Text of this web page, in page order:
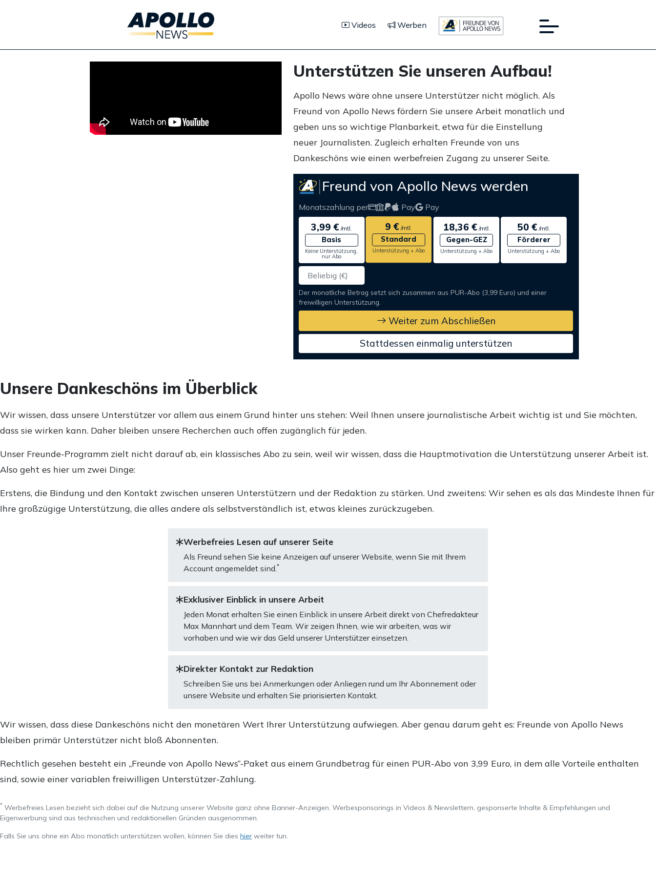
Videos Werben
Unterstützen Sie unseren Aufbau!
Apollo News wäre ohne unsere Unterstützer nicht möglich. Als
Freund von Apollo News fördern Sie unsere Arbeit monatlich und
geben uns so wichtige Planbarkeit, etwa für die Einstellung
neuer Journalisten. Zugleich erhalten Freunde von uns
Dankeschöns wie einen werbefreien Zugang zu unserer Seite.
Freund von Apollo News werden
Monatszahlung per Pay Pay
3,99 € /mtl.
Basis
Keine Unterstützung,
nur Abo
9 € /mtl.
Standard
Unterstützung + Abo
18,36 €/mtl.
Gegen-GEZ
Unterstützung + Abo
50 € /mtl.
Förderer
Unterstützung + Abo
Der monatliche Betrag setzt sich zusammen aus PUR-Abo (3,99 Euro) und einer
freiwilligen Unterstützung.
Weiter zum Abschließen
Stattdessen einmalig unterstützen
Unsere Dankeschöns im Überblick
Wir wissen, dass unsere Unterstützer vor allem aus einem Grund hinter uns stehen: Weil Ihnen unsere journalistische Arbeit wichtig ist und Sie möchten,
dass sie wirken kann. Daher bleiben unsere Recherchen auch offen zugänglich für jeden.
Unser Freunde-Programm zielt nicht darauf ab, ein klassisches Abo zu sein, weil wir wissen, dass die Hauptmotivation die Unterstützung unserer Arbeit ist.
Also geht es hier um zwei Dinge:
Erstens, die Bindung und den Kontakt zwischen unseren Unterstützern und der Redaktion zu stärken. Und zweitens: Wir sehen es als das Mindeste Ihnen für
Ihre großzügige Unterstützung, die alles andere als selbstverständlich ist, etwas kleines zurückzugeben.
Werbefreies Lesen auf unserer Seite
Als Freund sehen Sie keine Anzeigen auf unserer Website, wenn Sie mit Ihrem
Account angemeldet sind. *
Exklusiver Einblick in unsere Arbeit
Jeden Monat erhalten Sie einen Einblick in unsere Arbeit direkt von Chefredakteur
Max Mannhart und dem Team. Wir zeigen Ihnen, wie wir arbeiten, was wir
vorhaben und wie wir das Geld unserer Unterstützer einsetzen.
Direkter Kontakt zur Redaktion
Schreiben Sie uns bei Anmerkungen oder Anliegen rund um Ihr Abonnement oder
unsere Website und erhalten Sie priorisierten Kontakt.
Wir wissen, dass diese Dankeschöns nicht den monetären Wert Ihrer Unterstützung aufwiegen. Aber genau darum geht es: Freunde von Apollo News
bleiben primär Unterstützer nicht bloß Abonnenten.
Rechtlich gesehen besteht ein „Freunde von Apollo News“-Paket aus einem Grundbetrag für einen PUR-Abo von 3,99 Euro, in dem alle Vorteile enthalten
sind, sowie einer variablen freiwilligen Unterstützer-Zahlung.
* Werbefreies Lesen bezieht sich dabei auf die Nutzung unserer Website ganz ohne Banner-Anzeigen. Werbesponsorings in Videos & Newslettern, gesponserte Inhalte & Empfehlungen und
Eigenwerbung sind aus technischen und redaktionellen Gründen ausgenommen.
Falls Sie uns ohne ein Abo monatlich unterstützen wollen, können Sie dies hier weiter tun.